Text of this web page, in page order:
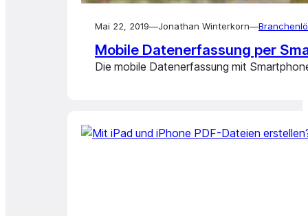
Mai 22, 2019—Jonathan Winterkorn—
Mobile Datenerfassung per
Die mobile Datenerfassung mit